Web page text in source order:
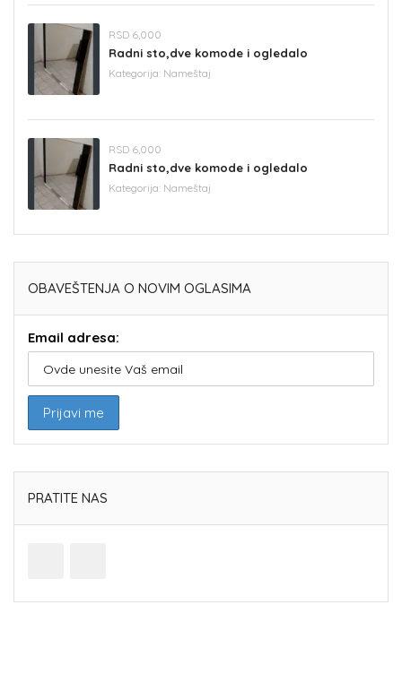
RSD 6,000
Radni sto,dve komode i ogledalo
Kategorija: Nameštaj
RSD 6,000
Radni sto,dve komode i ogledalo
Kategorija: Nameštaj
OBAVEŠTENJA O NOVIM OGLASIMA
Email adresa:
PRATITE NAS